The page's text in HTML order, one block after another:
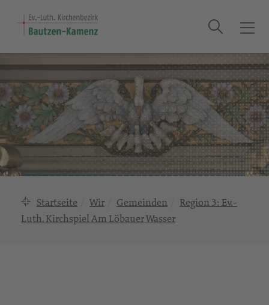
T
l
e
n
a
v
i
g
Suche
Startseite Wir Gemeinden
Region 3: Ev.-
Luth. Kirchspiel Am Löbauer Wasser